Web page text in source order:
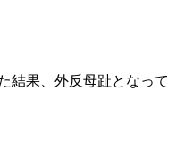
結果、外反母趾となって